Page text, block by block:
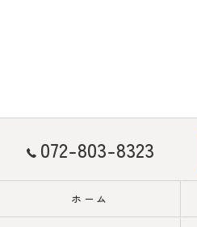
072-803-8323
ホーム